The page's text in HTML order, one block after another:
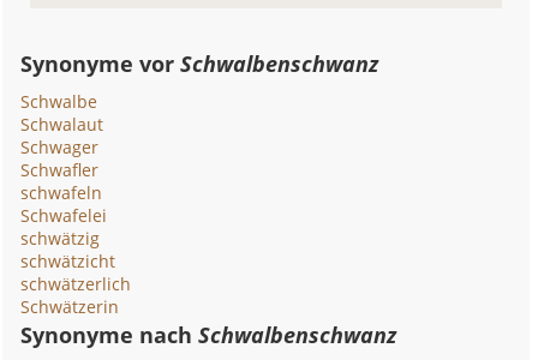
Synonyme vorSchwalbenschwanz
Schwalbe
Schwalaut
Schwager
Schwafler
schwafeln
Schwafelei
schwätzig
schwätzicht
schwätzerlich
Schwätzerin
Synonyme nachSchwalbenschwanz